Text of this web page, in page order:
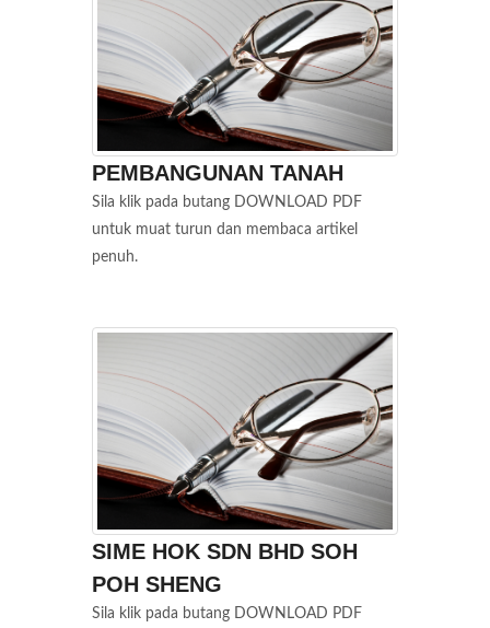
PEMBANGUNAN TANAH
Sila klik pada butang DOWNLOAD PDF
untuk muat turun dan membaca artikel
penuh.
SIME HOK SDN BHD SOH
POH SHENG
Sila klik pada butang DOWNLOAD PDF